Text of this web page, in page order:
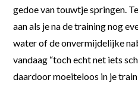
gedoe van touwtje springen.
aan als je na de training nog
water of de onvermijdelijke
vandaag “toch echt net iets
daardoor moeiteloos in je